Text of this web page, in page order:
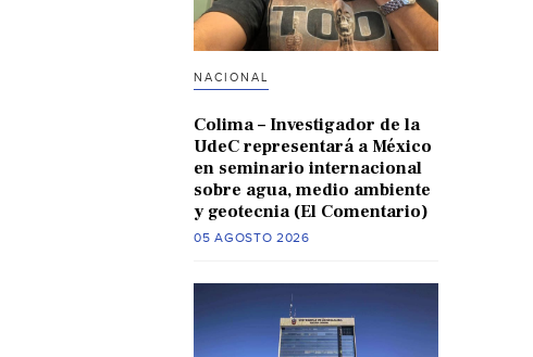
NACIONAL
Colima – Investigador de la
UdeC representará a México
en seminario internacional
sobre agua, medio ambiente
y geotecnia (El Comentario)
05 AGOSTO 2026